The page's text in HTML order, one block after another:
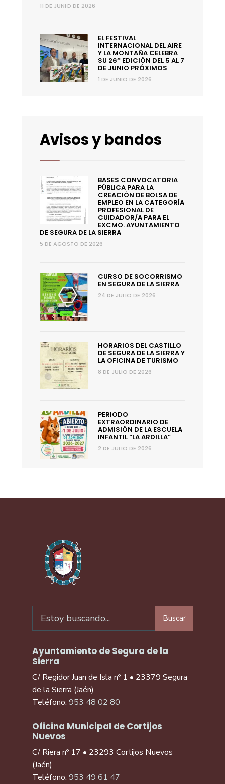
11 DE JUNIO DE 2026
EL FESTIVAL
INTERNACIONAL DEL AIRE
Y LA MONTAÑA CELEBRA
SU 26ª EDICIÓN DEL 5 AL 7
DE JUNIO PRÓXIMOS
1 DE JUNIO DE 2026
Avisos y bandos
BASES CONVOCATORIA
PÚBLICA PARA LA
CREACIÓN DE BOLSA DE
EMPLEO EN LA CATEGORÍA
PROFESIONAL DE
CUIDADOR/A PARA EL
EXCMO. AYUNTAMIENTO
DE SEGURA DE LA SIERRA
5 DE AGOSTO DE 2026
CURSO DE SOCORRISMO
EN SEGURA DE LA SIERRA
24 DE JULIO DE 2026
HORARIOS DEL CASTILLO
DE SEGURA DE LA SIERRA Y
LA OFICINA DE TURISMO
8 DE JULIO DE 2026
PERIODO
EXTRAORDINARIO DE
ADMISIÓN DE LA ESCUELA
INFANTIL “LA ARDILLA”
2 DE JULIO DE 2026
Buscar
Ayuntamiento de Segura de la
Sierra
C/ Regidor Juan de Isla nº 1 • 23379 Segura
de la Sierra (Jaén)
Teléfono: 953 48 02 80
Oficina Municipal de Cortijos
Nuevos
C/ Riera nº 17 • 23293 Cortijos Nuevos
(Jaén)
Teléfono: 953 49 61 47